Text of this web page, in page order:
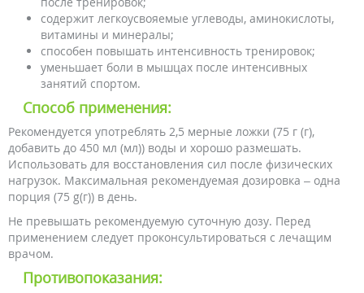
содержит легкоусвояемые углеводы, аминокислоты,
витамины и минералы;
способен повышать интенсивность тренировок;
уменьшает боли в мышцах после интенсивных
занятий спортом.
Способ применения:
Рекомендуется употреблять 2,5 мерные ложки (75 г (г),
добавить до 450 мл (мл)) воды и хорошо размешать.
Использовать для восстановления сил после физических
нагрузок. Максимальная рекомендуемая дозировка – одна
порция (75 g(г)) в день.
Не превышать рекомендуемую суточную дозу. Перед
применением следует проконсультироваться с лечащим
врачом.
Противопоказания: